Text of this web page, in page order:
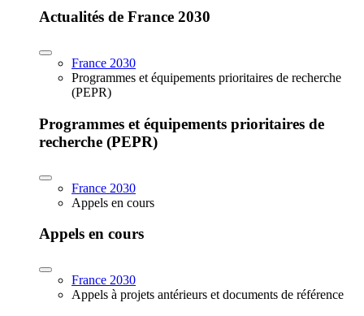
Actualités de France 2030
France 2030
Programmes et équipements prioritaires de recherche
(PEPR)
Programmes et équipements prioritaires de
recherche (PEPR)
France 2030
Appels en cours
Appels en cours
France 2030
Appels à projets antérieurs et documents de référence